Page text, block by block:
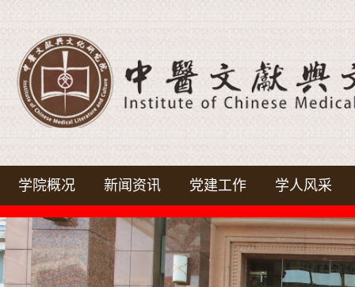
学院概况 新闻资讯 党建工作 学人风采